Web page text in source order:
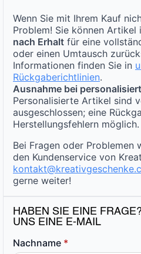
Wenn Sie mit Ihrem Kauf
Problem! Sie können Artikel
nach Erhalt für eine
oder einen Umtausch
Informationen finden Sie in
Rückgaberichtlinien.
Ausnahme bei
Personalisierte Artikel sind
ausgeschlossen; eine
Herstellungsfehlern möglich.
Bei Fragen oder Problemen
den Kundenservice von
gerne weiter!
HABEN SIE EINE
UNS EINE E-MAIL
Nachname *